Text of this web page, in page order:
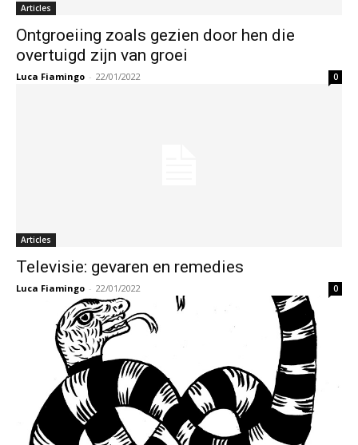
Articles
Ontgroeiing zoals gezien door hen die
overtuigd zijn van groei
Luca Fiamingo - 22/01/2022 0
Articles
Televisie: gevaren en remedies
Luca Fiamingo - 22/01/2022 0